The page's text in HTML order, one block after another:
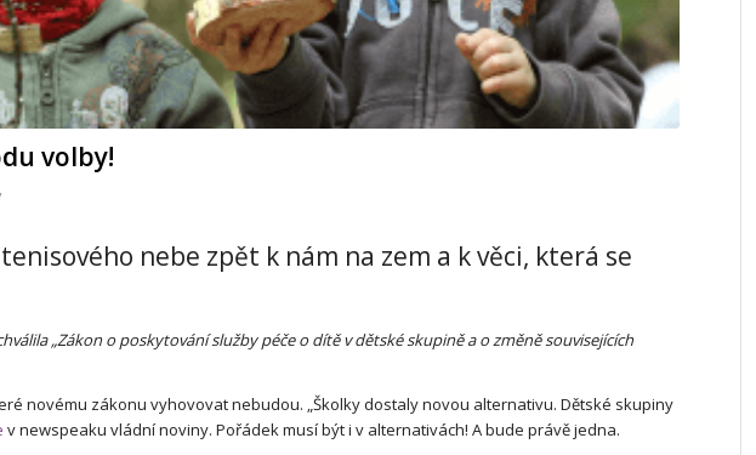
volby!
nebe zpět k nám na zem a k věci, která se
„Zákon o poskytování služby péče o dítě v dětské skupině a o změně souvisejících
novému zákonu vyhovovat nebudou. „Školky dostaly novou alternativu. Dětské skupiny
v newspeaku vládní noviny. Pořádek musí být i v alternativách! A bude právě jedna.